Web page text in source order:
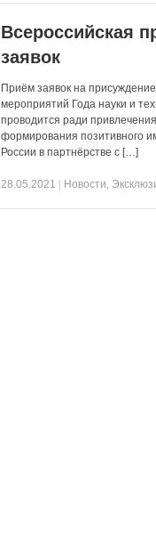
Всероссийская
заявок
Приём заявок на
мероприятий Года науки и
проводится ради
формирования позитивного
России в партнёрстве с […]
28.05.2021 Новости,